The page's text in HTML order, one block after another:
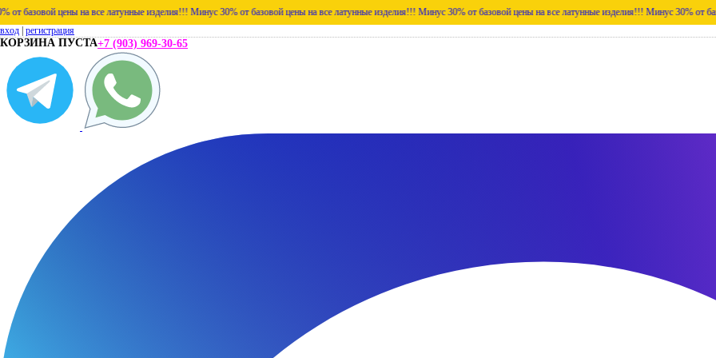
цены на все латунные изделия!!! Минус 30% от базовой цены на все латунные изделия!!! Минус 30% от базовой цены на все латунные изделия!!! Минус 30% от базовой цены
вход регистрация
КОРЗИНА ПУСТА+7 (903) 969-30-65